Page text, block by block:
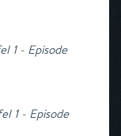
1 - Episode
1 - Episode